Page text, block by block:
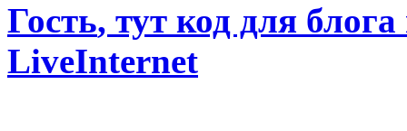
Гость, тут код для
LiveInternet